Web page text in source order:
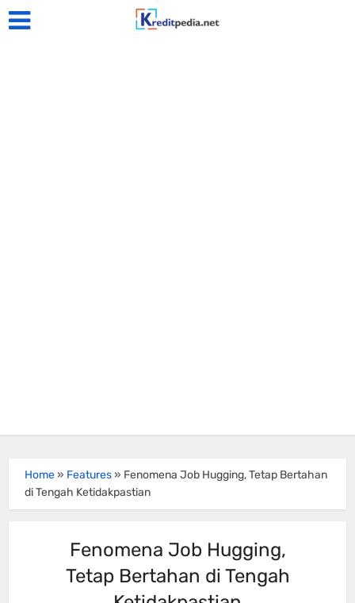
Home» Features» Fenomena Job Hugging, Tetap Bertahan
di Tengah Ketidakpastian
Fenomena Job Hugging,
Tetap Bertahan di Tengah